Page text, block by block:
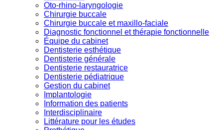
Oto-rhino-laryngologie
Chirurgie buccale
Chirurgie buccale et maxillo-faciale
Diagnostic fonctionnel et thérapie fonctionnelle
Équipe du cabinet
Dentisterie esthétique
Dentisterie générale
Dentisterie restauratrice
Dentisterie pédiatrique
Gestion du cabinet
Implantologie
Information des patients
Interdisciplinaire
Littérature pour les études